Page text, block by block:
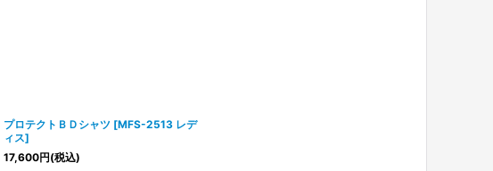
プロテクトＢＤシャツ [MFS-2513 レデ
ィス]
17,600円(税込)